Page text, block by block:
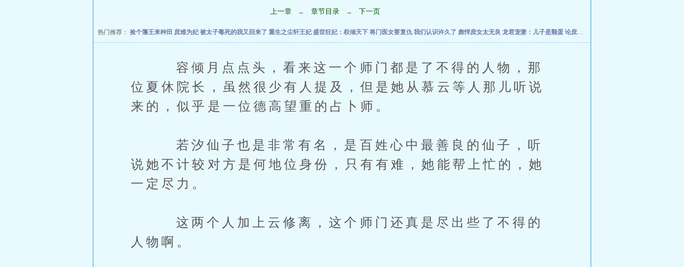
上一章 ← 章节目录 → 下一页
热门推荐： 捡个藩王来种田 庶难为妃被太子毒死的我又回来了 重生之尘轩王妃盛世狂妃：权倾天下 将门医女要复仇 我们认识许久了 彪悍庶女太无良 龙君宠妻：儿子是颗蛋 论庶女是如何翻身
容倾月点点头，看来这一个师门都是了不得的人物，那
位夏休院长，虽然很少有人提及，但是她从慕云等人那儿听说
来的，似乎是一位德高望重的占卜师。
若汐仙子也是非常有名，是百姓心中最善良的仙子，听
说她不计较对方是何地位身份，只有有难，她能帮上忙的，她
一定尽力。
这两个人加上云修离，这个师门还真是尽出些了不得的
人物啊。